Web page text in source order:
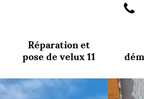
Réparation et
pose de velux 11